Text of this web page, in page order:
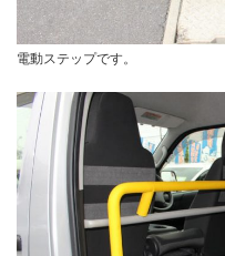
電動ステップです。